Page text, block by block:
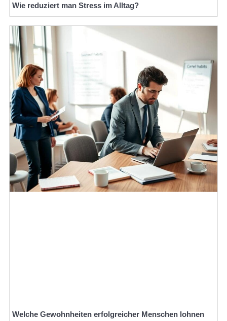
Wie reduziert man Stress im Alltag?
Welche Gewohnheiten erfolgreicher Menschen lohnen